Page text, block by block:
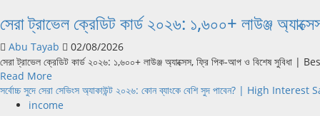
ক্রেডিট
স্কোর
তৈরি:
২০২৬
নতুনদের
জন্য
সেরা ট্রাভেল ক্রেডিট কার্ড ২০২৬: ১,৬০০+
Abu Tayab
02/08/2026
সেরা ট্রাভেল ক্রেডিট কার্ড ২০২৬: ১,৬০০+ লাউঞ্জ অ্যাক্সেস, ফ্রি পিক-আপ ও বিশেষ সুবিধা
Read More
more
about
সর্বোচ্চ সুদে সেরা সেভিংস অ্যাকাউন্ট ২০২৬: কোন ব্যাংকে বেশি সুদ পাবেন? | High
income